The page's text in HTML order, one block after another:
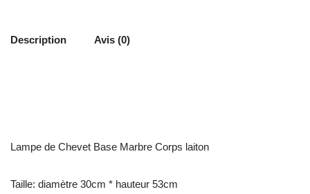
Description Avis (0)
Lampe de Chevet Base Marbre Corps laiton
Taille: diamètre 30cm * hauteur 53cm